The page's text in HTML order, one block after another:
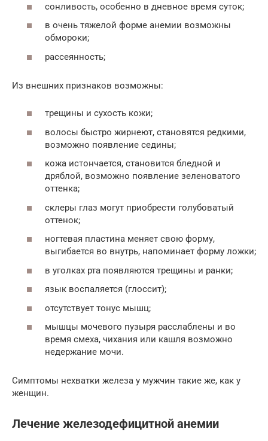
сонливость, особенно в дневное время суток;
в очень тяжелой форме анемии возможны
обмороки;
рассеянность;
Из внешних признаков возможны:
трещины и сухость кожи;
волосы быстро жирнеют, становятся редкими,
возможно появление седины;
кожа истончается, становится бледной и
дряблой, возможно появление зеленоватого
оттенка;
склеры глаз могут приобрести голубоватый
оттенок;
ногтевая пластина меняет свою форму,
выгибается во внутрь, напоминает форму ложки;
в уголках рта появляются трещины и ранки;
язык воспаляется (глоссит);
отсутствует тонус мышц;
мышцы мочевого пузыря расслаблены и во
время смеха, чихания или кашля возможно
недержание мочи.
Симптомы нехватки железа у мужчин такие же, как у
женщин.
Лечение железодефицитной анемии